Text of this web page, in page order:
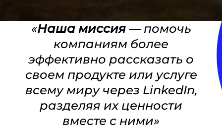
«Наша миссия— помочь
компаниям более
эффективно рассказать о
своем продукте или услуге
всему миру через LinkedIn,
разделяя их ценности
вместе с ними»